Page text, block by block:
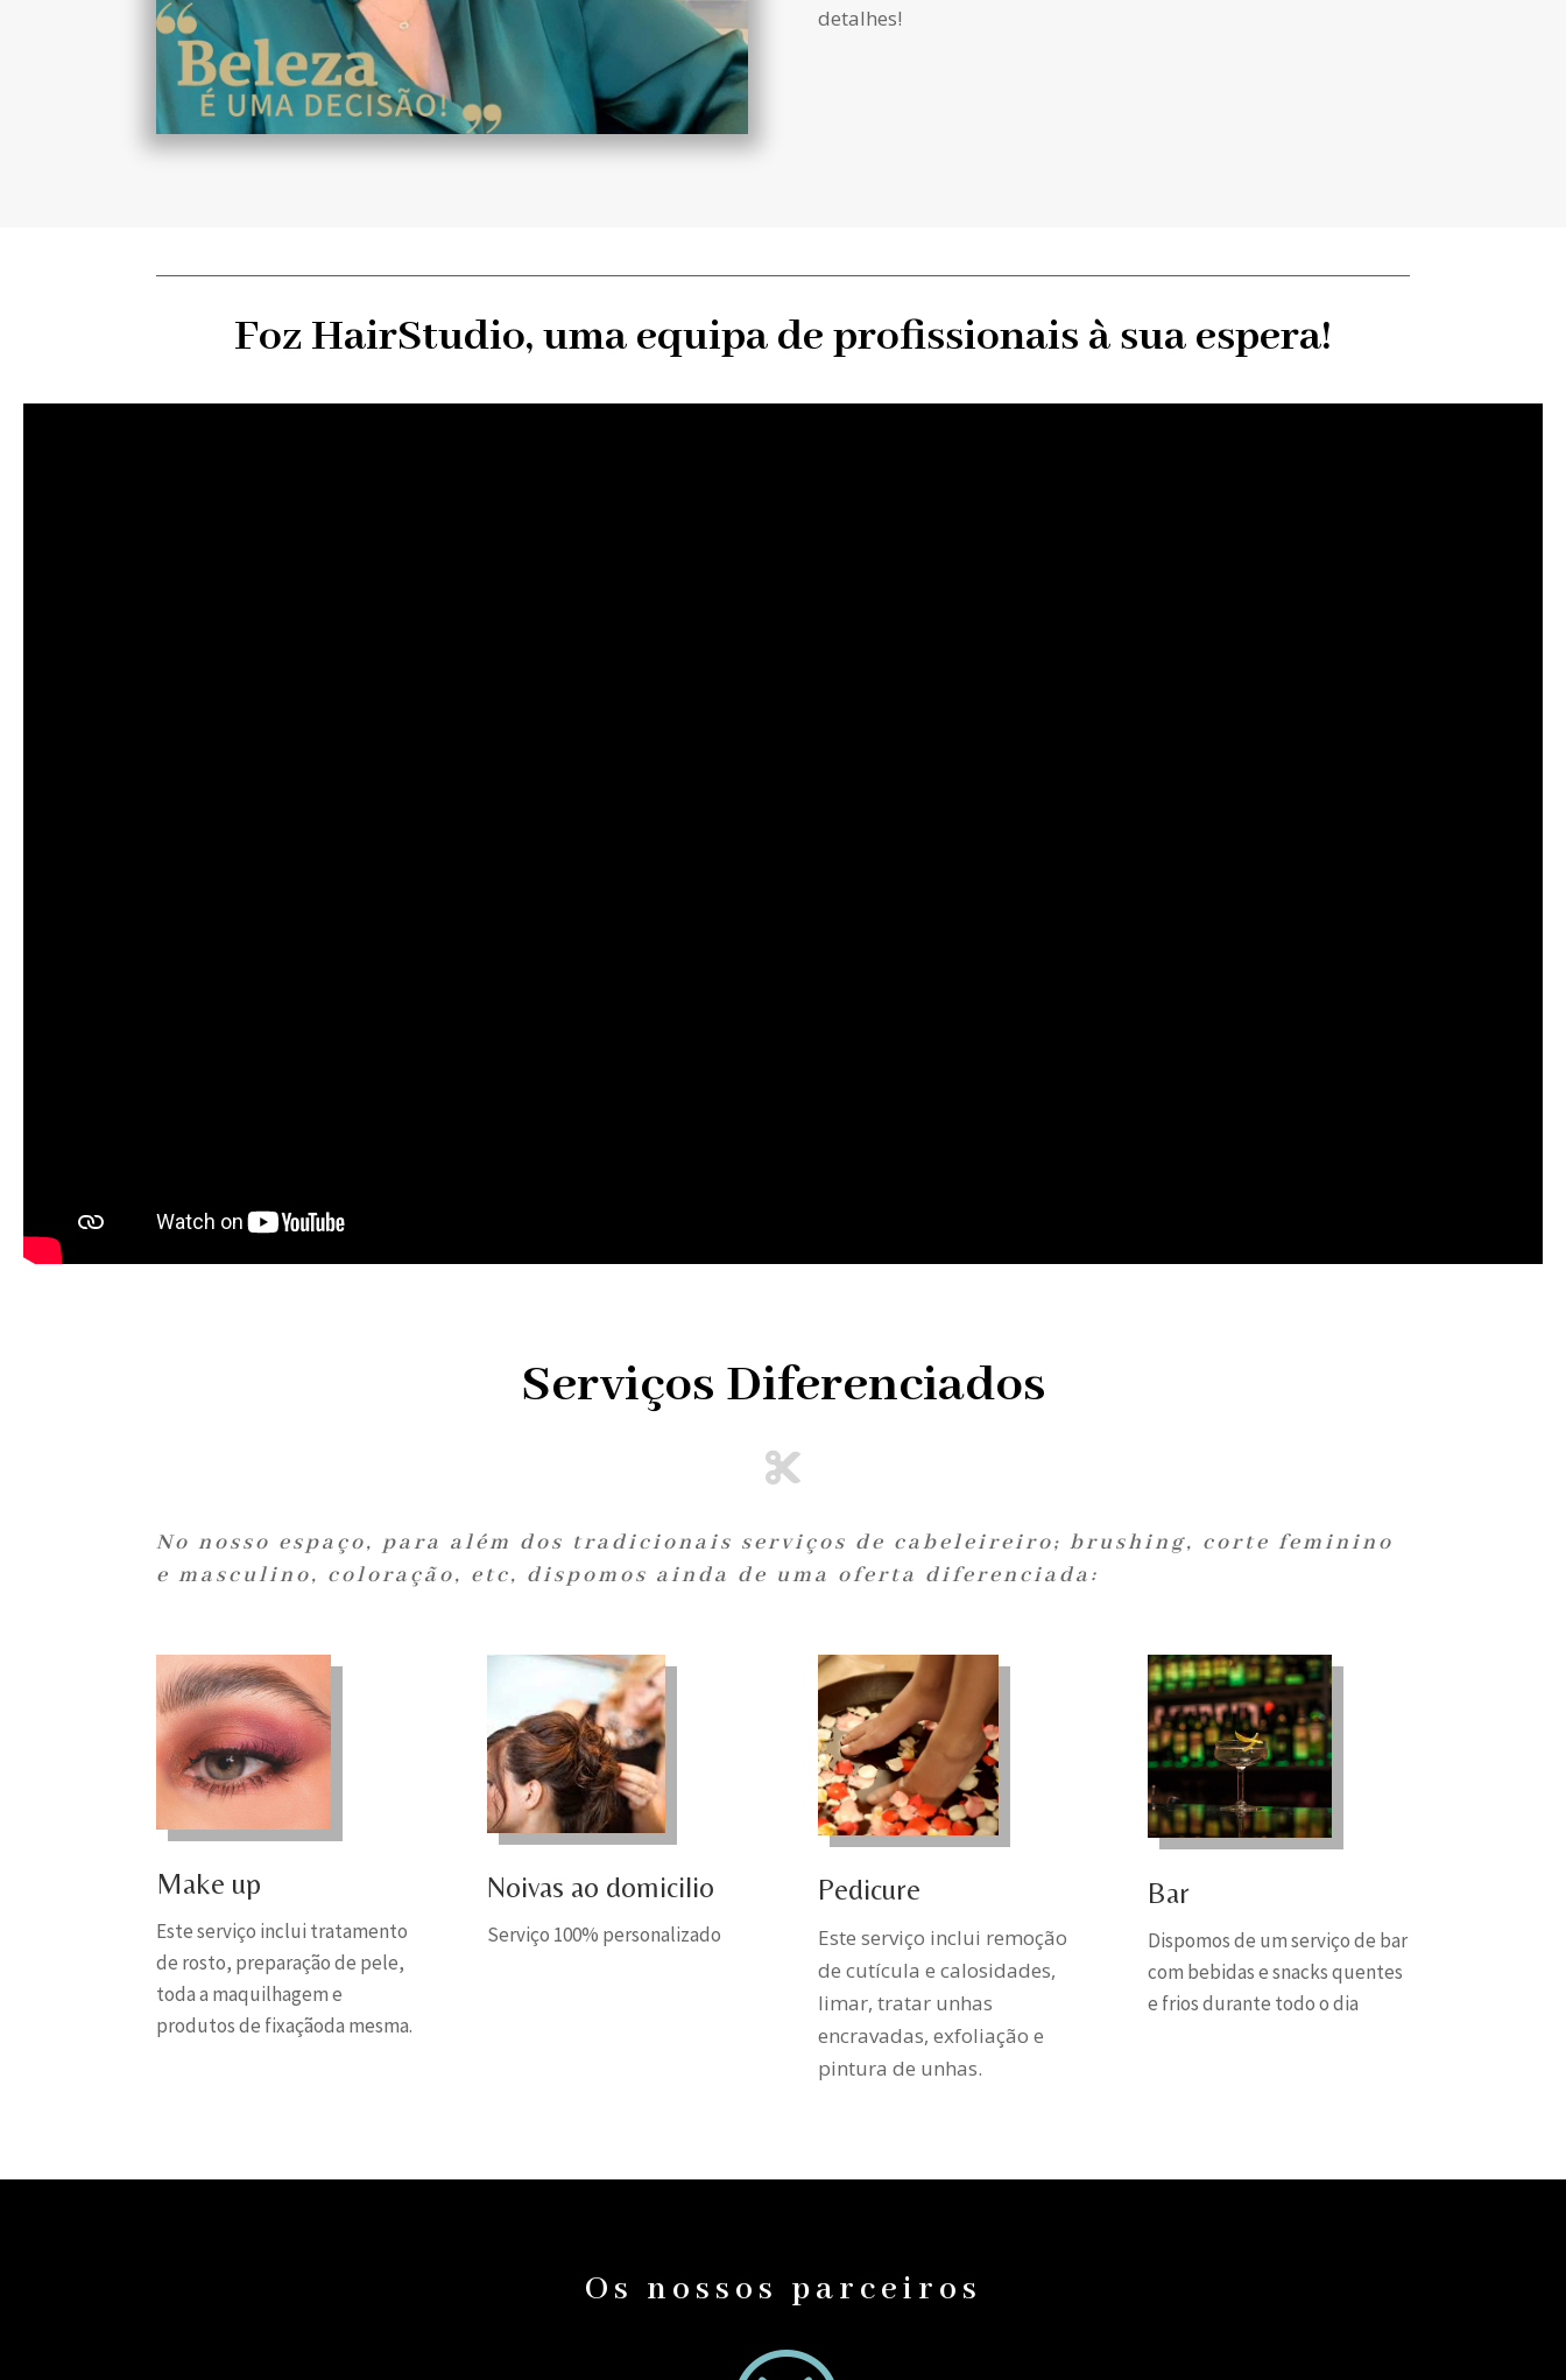
detalhes!
Foz HairStudio, uma equipa de profissionais à sua espera!
Serviços Diferenciados

No nosso espaço, para além dos tradicionais serviços de cabeleireiro; brushing, corte feminino
e masculino, coloração, etc, dispomos ainda de uma oferta diferenciada:
Make up
Este serviço inclui tratamento
de rosto, preparação de pele,
toda a maquilhagem e
produtos de fixaçãoda mesma.
Noivas ao domicilio
Serviço 100% personalizado
Pedicure
Este serviço inclui remoção
de cutícula e calosidades,
limar, tratar unhas
encravadas, exfoliação e
pintura de unhas.
Bar
Dispomos de um serviço de bar
com bebidas e snacks quentes
e frios durante todo o dia
Os nossos parceiros